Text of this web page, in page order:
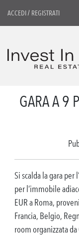
ACCEDI/ REGISTRATI
GARA A 9
Si scalda la gara per
per l’immobile
EUR a Roma,
Francia, Belgio,
room organizzata